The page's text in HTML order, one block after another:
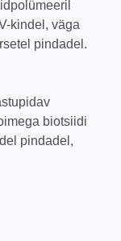
kindel, väga
pindadel.
biotsiidi
pindadel,